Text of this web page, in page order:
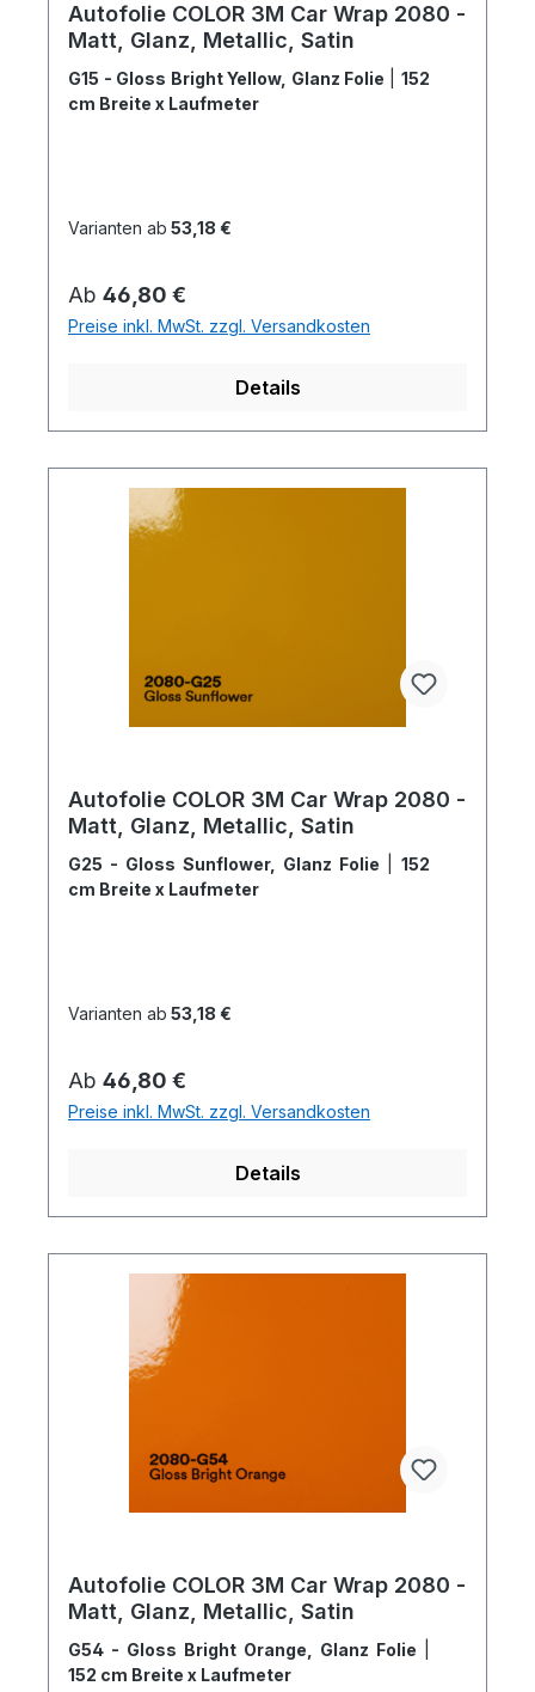
Autofolie COLOR 3M Car Wrap 2080 -
Matt, Glanz, Metallic, Satin
G15 - Gloss Bright Yellow, Glanz Folie
152
cm Breite x Laufmeter
Varianten ab 53,18 €
Regulärer Preis:
Ab 46,80 €
Preise inkl. MwSt. zzgl. Versandkosten
Details
Autofolie COLOR 3M Car Wrap 2080 -
Matt, Glanz, Metallic, Satin
G25 - Gloss Sunflower, Glanz Folie
152
cm Breite x Laufmeter
Varianten ab 53,18 €
Regulärer Preis:
Ab 46,80 €
Preise inkl. MwSt. zzgl. Versandkosten
Details
Autofolie COLOR 3M Car Wrap 2080 -
Matt, Glanz, Metallic, Satin
G54 - Gloss Bright Orange, Glanz Folie
152 cm Breite x Laufmeter